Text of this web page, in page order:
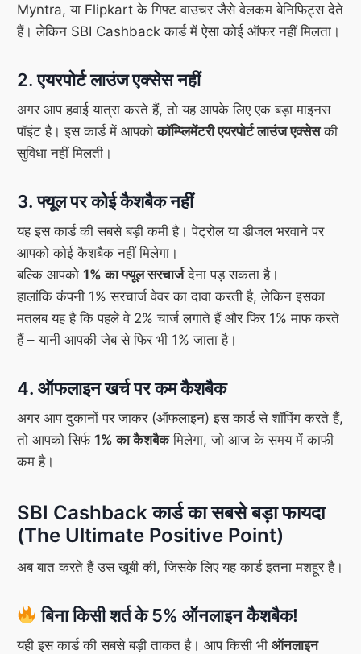
Myntra, या Flipkart के गिफ्ट वाउचर जैसे वेलकम बेनिफिट्स देते
हैं। लेकिन SBI Cashback कार्ड में ऐसा कोई ऑफर नहीं मिलता।
2. एयरपोर्ट लाउंज एक्सेस नहीं
अगर आप हवाई यात्रा करते हैं, तो यह आपके लिए एक बड़ा माइनस
पॉइंट है। इस कार्ड में आपकोकॉम्प्लिमेंटरी एयरपोर्ट लाउंज एक्सेसकी
सुविधा नहीं मिलती।
3. फ्यूल पर कोई कैशबैक नहीं
यह इस कार्ड की सबसे बड़ी कमी है। पेट्रोल या डीजल भरवाने पर
आपको कोई कैशबैक नहीं मिलेगा।
बल्कि आपको 1% का फ्यूल सरचार्जदेना पड़ सकता है।
हालांकि कंपनी 1% सरचार्ज वेवर का दावा करती है, लेकिन इसका
मतलब यह है कि पहले वे 2% चार्ज लगाते हैं और फिर 1% माफ करते
हैं – यानी आपकी जेब से फिर भी 1% जाता है।
4. ऑफलाइन खर्च पर कम कैशबैक
अगर आप दुकानों पर जाकर (ऑफलाइन) इस कार्ड से शॉपिंग करते हैं,
तो आपको सिर्फ 1% का कैशबैकमिलेगा, जो आज के समय में काफी
कम है।
SBI Cashback कार्ड का सबसे बड़ा फायदा
(The Ultimate Positive Point)
अब बात करते हैं उस खूबी की, जिसके लिए यह कार्ड इतना मशहूर है।
बिना किसी शर्त के 5% ऑनलाइन कैशबैक!
यही इस कार्ड की सबसे बड़ी ताकत है। आप किसी भी ऑनलाइन